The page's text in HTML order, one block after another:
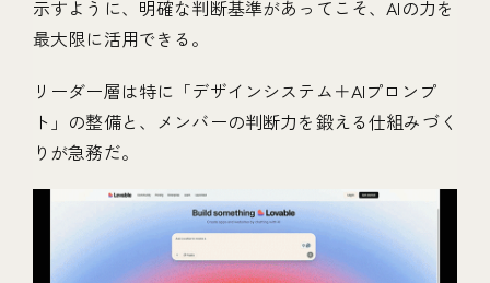
示すように、明確な判断基準があってこそ、AIの力を
最大限に活用できる。
リーダー層は特に「デザインシステム＋AIプロンプ
ト」の整備と、メンバーの判断力を鍛える仕組みづく
りが急務だ。